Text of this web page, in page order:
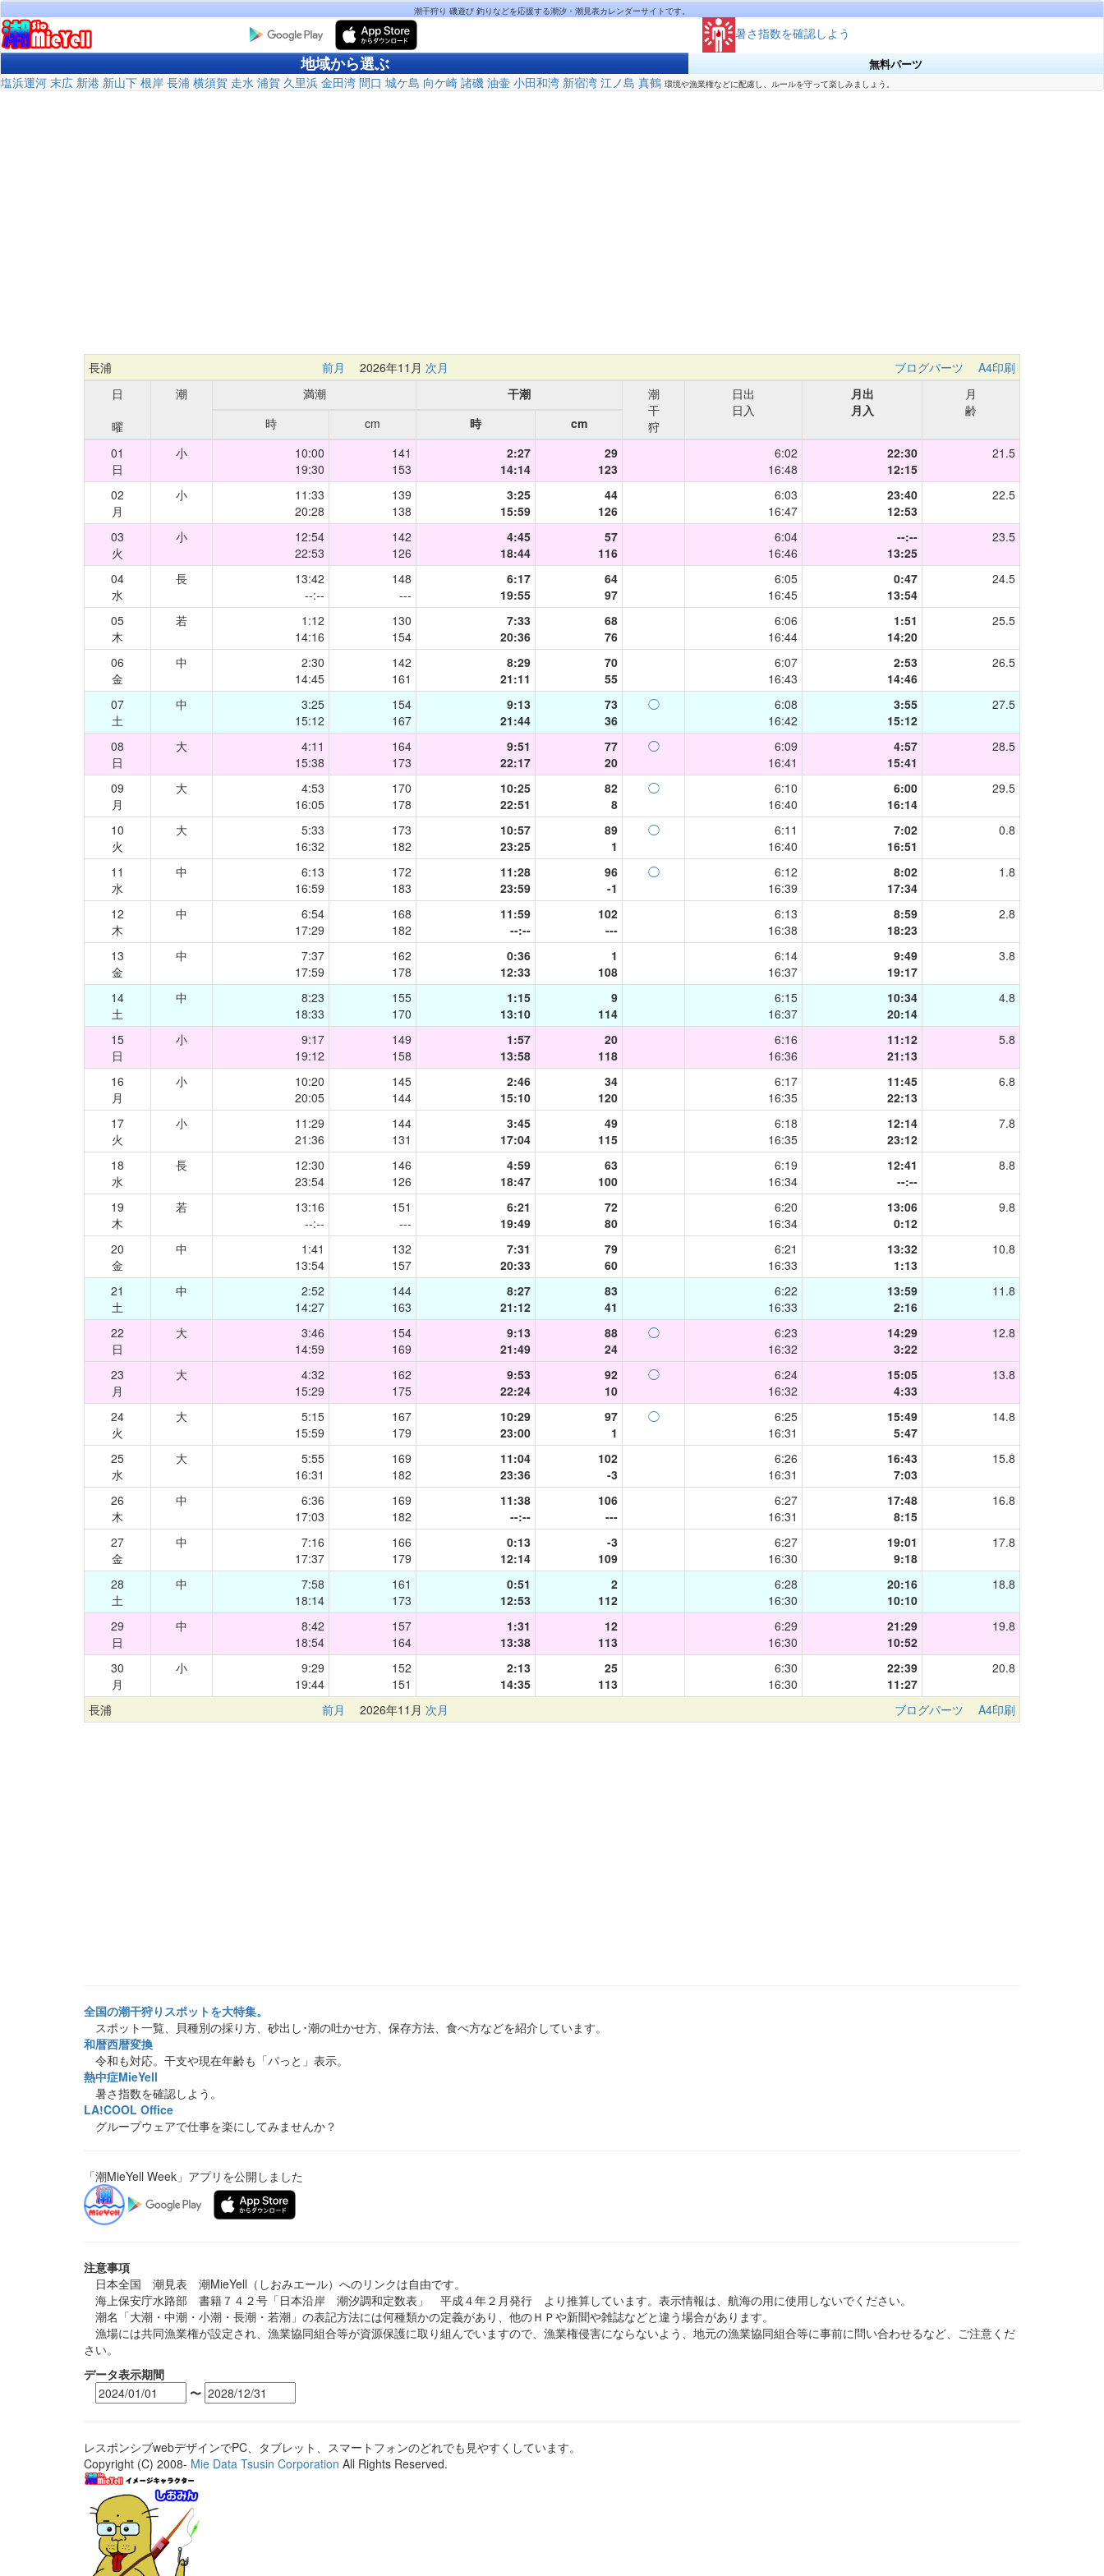
潮干狩り 磯遊び 釣りなどを応援する潮汐・潮見表カレンダーサイトです。
暑さ指数を確認しよう
地域から選ぶ 無料パーツ
塩浜運河 末広 新港 新山下 根岸 長浦 横須賀 走水 浦賀 久里浜 金田湾 間口 城ケ島 向ケ崎 諸磯 油壷 小田和湾 新宿湾 江ノ島 真鶴 環境や漁業権などに配慮し、ルールを守って楽しみましょう。
長浦 前月 2026年11月 次月 ブログパーツ
A4印刷
日
曜
潮 満潮 干潮
潮
干
狩
日出
日入
月出
月入
月
齢
時
cm 時
cm
01
日
小
10:00
19:30
141
153
2:27
14:14
29
123
6:02
16:48
22:30
12:15
21.5
02
月
小
11:33
20:28
139
138
3:25
15:59
44
126
6:03
16:47
23:40
12:53
22.5
03
火
小
12:54
22:53
142
126
4:45
18:44
57
116
6:04
16:46
--:--
13:25
23.5
04
水
長
13:42
--:--
148
---
6:17
19:55
64
97
6:05
16:45
0:47
13:54
24.5
05
木
若
1:12
14:16
130
154
7:33
20:36
68
76
6:06
16:44
1:51
14:20
25.5
06
金
中
2:30
14:45
142
161
8:29
21:11
70
55
6:07
16:43
2:53
14:46
26.5
07
土
中
3:25
15:12
154
167
9:13
21:44
73
36
◯
6:08
16:42
3:55
15:12
27.5
08
日
大
4:11
15:38
164
173
9:51
22:17
77
20
◯
6:09
16:41
4:57
15:41
28.5
09
月
大
4:53
16:05
170
178
10:25
22:51
82
8
◯
6:10
16:40
6:00
16:14
29.5
10
火
大
5:33
16:32
173
182
10:57
23:25
89
1
◯
6:11
16:40
7:02
16:51
0.8
11
水
中
6:13
16:59
172
183
11:28
23:59
96
-1
◯
6:12
16:39
8:02
17:34
1.8
12
木
中
6:54
17:29
168
182
11:59
--:--
102
---
6:13
16:38
8:59
18:23
2.8
13
金
中
7:37
17:59
162
178
0:36
12:33
1
108
6:14
16:37
9:49
19:17
3.8
14
土
中
8:23
18:33
155
170
1:15
13:10
9
114
6:15
16:37
10:34
20:14
4.8
15
日
小
9:17
19:12
149
158
1:57
13:58
20
118
6:16
16:36
11:12
21:13
5.8
16
月
小
10:20
20:05
145
144
2:46
15:10
34
120
6:17
16:35
11:45
22:13
6.8
17
火
小
11:29
21:36
144
131
3:45
17:04
49
115
6:18
16:35
12:14
23:12
7.8
18
水
長
12:30
23:54
146
126
4:59
18:47
63
100
6:19
16:34
12:41
--:--
8.8
19
木
若
13:16
--:--
151
---
6:21
19:49
72
80
6:20
16:34
13:06
0:12
9.8
20
金
中
1:41
13:54
132
157
7:31
20:33
79
60
6:21
16:33
13:32
1:13
10.8
21
土
中
2:52
14:27
144
163
8:27
21:12
83
41
6:22
16:33
13:59
2:16
11.8
22
日
大
3:46
14:59
154
169
9:13
21:49
88
24
◯
6:23
16:32
14:29
3:22
12.8
23
月
大
4:32
15:29
162
175
9:53
22:24
92
10
◯
6:24
16:32
15:05
4:33
13.8
24
火
大
5:15
15:59
167
179
10:29
23:00
97
1
◯
6:25
16:31
15:49
5:47
14.8
25
水
大
5:55
16:31
169
182
11:04
23:36
102
-3
6:26
16:31
16:43
7:03
15.8
26
木
中
6:36
17:03
169
182
11:38
--:--
106
---
6:27
16:31
17:48
8:15
16.8
27
金
中
7:16
17:37
166
179
0:13
12:14
-3
109
6:27
16:30
19:01
9:18
17.8
28
土
中
7:58
18:14
161
173
0:51
12:53
2
112
6:28
16:30
20:16
10:10
18.8
29
日
中
8:42
18:54
157
164
1:31
13:38
12
113
6:29
16:30
21:29
10:52
19.8
30
月
小
9:29
19:44
152
151
2:13
14:35
25
113
6:30
16:30
22:39
11:27
20.8
長浦 前月 2026年11月 次月 ブログパーツ A4印刷
全国の潮干狩りスポットを大特集。
スポット一覧、貝種別の採り方、砂出し･潮の吐かせ方、保存方法、食べ方などを紹介しています。
和暦西暦変換
令和も対応。干支や現在年齢も「パっと」表示。
熱中症MieYell
暑さ指数を確認しよう。
LA!COOL Office
グループウェアで仕事を楽にしてみませんか？
「潮MieYell Week」アプリを公開しました
注意事項
日本全国 潮見表 潮MieYell（しおみエール）へのリンクは自由です。
海上保安庁水路部 書籍７４２号「日本沿岸 潮汐調和定数表」 平成４年２月発行 より推算しています。表示情報は、航海の用に使用しないでください。
潮名「大潮・中潮・小潮・長潮・若潮」の表記方法には何種類かの定義があり、他のＨＰや新聞や雑誌などと違う場合があります。
漁場には共同漁業権が設定され、漁業協同組合等が資源保護に取り組んでいますので、漁業権侵害にならないよう、地元の漁業協同組合等に事前に問い合わせるなど、ご注意くだ
さい。
データ表示期間
〜
レスポンシブwebデザインでPC、タブレット、スマートフォンのどれでも見やすくしています。
Copyright (C) 2008- Mie Data Tsusin Corporation All Rights Reserved.